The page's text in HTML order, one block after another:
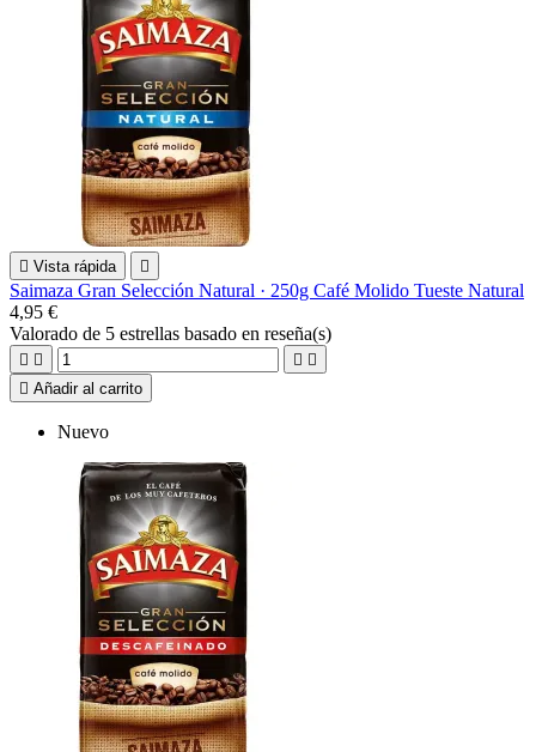
 Vista rápida 
Saimaza Gran Selección Natural · 250g Café Molido Tueste Natural
4,95 €
Valorado de 5 estrellas basado en reseña(s)
   
 Añadir al carrito
Nuevo